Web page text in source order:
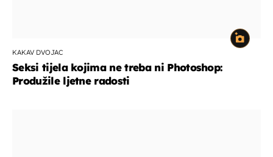
KAKAV DVOJAC
Seksi tijela kojima ne treba ni Photoshop:
Produžile ljetne radosti